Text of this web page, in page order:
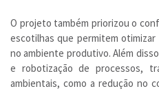
O projeto também priorizou o
escotilhas que permitem
no ambiente produtivo. Além
e robotização de processos,
ambientais, como a redução no